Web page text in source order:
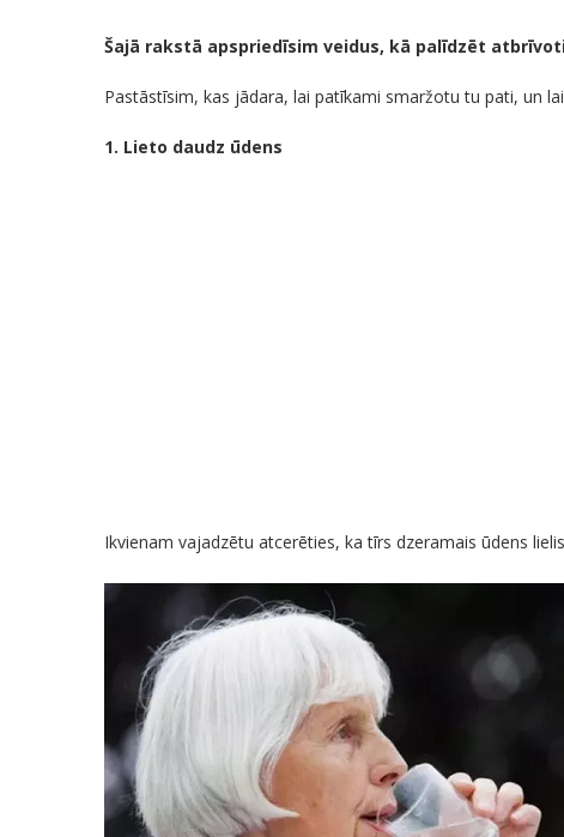
Šajā rakstā apspriedīsim veidus, kā palīdzēt
Pastāstīsim, kas jādara, lai patīkami smaržotu tu pati, un
1. Lieto daudz ūdens
Ikvienam vajadzētu atcerēties, ka tīrs dzeramais ūdens